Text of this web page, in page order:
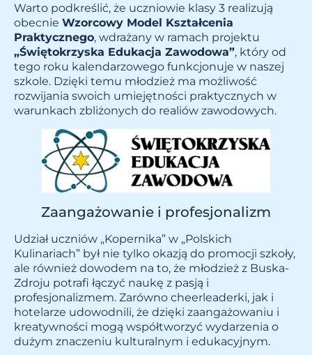
Warto podkreślić, że uczniowie klasy 3 realizują
obecnie Wzorcowy Model Kształcenia
Praktycznego, wdrażany w ramach projektu
„Świętokrzyska Edukacja Zawodowa”, który od
tego roku kalendarzowego funkcjonuje w naszej
szkole. Dzięki temu młodzież ma możliwość
rozwijania swoich umiejętności praktycznych w
warunkach zbliżonych do realiów zawodowych.
Zaangażowanie i profesjonalizm
Udział uczniów „Kopernika” w „Polskich
Kulinariach” był nie tylko okazją do promocji szkoły,
ale również dowodem na to, że młodzież z Buska-
Zdroju potrafi łączyć naukę z pasją i
profesjonalizmem. Zarówno cheerleaderki, jak i
hotelarze udowodnili, że dzięki zaangażowaniu i
kreatywności mogą współtworzyć wydarzenia o
dużym znaczeniu kulturalnym i edukacyjnym.